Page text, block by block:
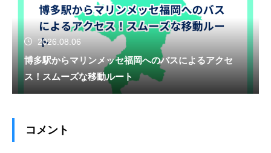
2026.08.06
博多駅からマリンメッセ福岡へのバスによるアクセ
ス！スムーズな移動ルート
コメント